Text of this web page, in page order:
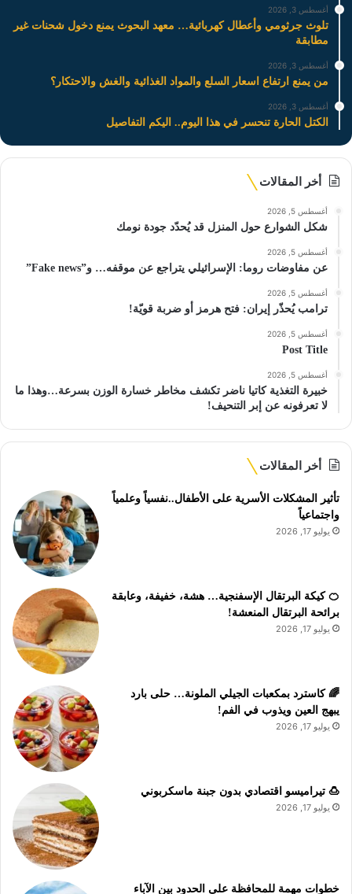
أغسطس 3, 2026
تلوث جرثومي وأعطال كهربائية… معهد البحوث يمنع دخول شحنات غير
مطابقة
أغسطس 3, 2026
من يمنع ارتفاع اسعار السلع والمواد الغذائية والغش والاحتكار؟
أغسطس 3, 2026
الكتل الحارة تنحسر في هذا اليوم.. اليكم التفاصيل
أخر المقالات
أغسطس 5, 2026
شكل الشوارع حول المنزل قد يُحدّد جودة نومك
أغسطس 5, 2026
عن مفاوضات روما: الإسرائيلي يتراجع عن موقفه… و”Fake news”
أغسطس 5, 2026
ترامب يُحذّر إيران: فتح هرمز أو ضربة قويّة!
أغسطس 5, 2026
Post Title
أغسطس 5, 2026
خبيرة التغذية كاتيا ناضر تكشف مخاطر خسارة الوزن بسرعة…وهذا ما
لا تعرفونه عن إبر التنحيف!
أخر المقالات
تأثير المشكلات الأسرية على الأطفال..نفسياً وعلمياً
واجتماعياً
يوليو 17, 2026
🍊 كيكة البرتقال الإسفنجية… هشة، خفيفة، وعابقة
برائحة البرتقال المنعشة!
يوليو 17, 2026
🌈 كاسترد بمكعبات الجيلي الملونة… حلى بارد
يبهج العين ويذوب في الفم!
يوليو 17, 2026
🍮 تيراميسو اقتصادي بدون جبنة ماسكربوني
يوليو 17, 2026
خطوات مهمة للمحافظة على الحدود بين الآباء